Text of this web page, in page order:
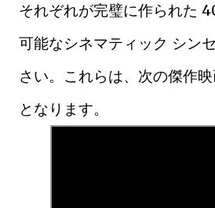
それぞれが完璧に作られた
可能なシネマティック シン
さい。これらは、次の傑作
となります。